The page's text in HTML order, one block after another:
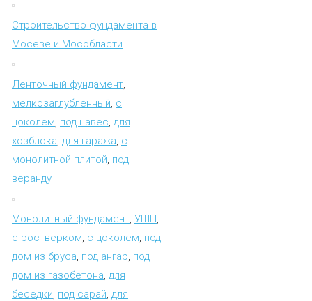
Строительство фундамента в
Мосеве и Мособласти
Ленточный фундамент
мелкозаглубленный с
цоколем под навес для
хозблока для гаража с
монолитной плитой под
веранду
Монолитный фундамент УШП
с ростверком с цоколем под
дом из бруса под ангар под
дом из газобетона для
беседки под сарай для